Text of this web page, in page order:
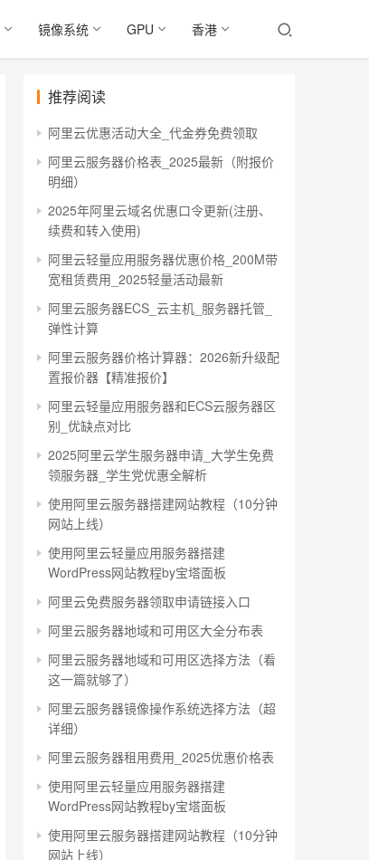
镜像系统 GPU 香港
推荐阅读
阿里云优惠活动大全_代金券免费领取
阿里云服务器价格表_2025最新（附报价
明细）
2025年阿里云域名优惠口令更新(注册、
续费和转入使用)
阿里云轻量应用服务器优惠价格_200M带
宽租赁费用_2025轻量活动最新
阿里云服务器ECS_云主机_服务器托管_
弹性计算
阿里云服务器价格计算器：2026新升级配
置报价器【精准报价】
阿里云轻量应用服务器和ECS云服务器区
别_优缺点对比
2025阿里云学生服务器申请_大学生免费
领服务器_学生党优惠全解析
使用阿里云服务器搭建网站教程（10分钟
网站上线）
使用阿里云轻量应用服务器搭建
WordPress网站教程by宝塔面板
阿里云免费服务器领取申请链接入口
阿里云服务器地域和可用区大全分布表
阿里云服务器地域和可用区选择方法（看
这一篇就够了）
阿里云服务器镜像操作系统选择方法（超
详细）
阿里云服务器租用费用_2025优惠价格表
使用阿里云轻量应用服务器搭建
WordPress网站教程by宝塔面板
使用阿里云服务器搭建网站教程（10分钟
网站上线）